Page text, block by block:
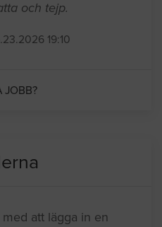
och tejp.
19:10
JOBB?
att lägga in en